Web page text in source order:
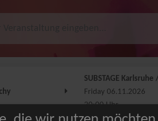
SUBSTAGE
Friday 06.11.2026
20:00 Uhr